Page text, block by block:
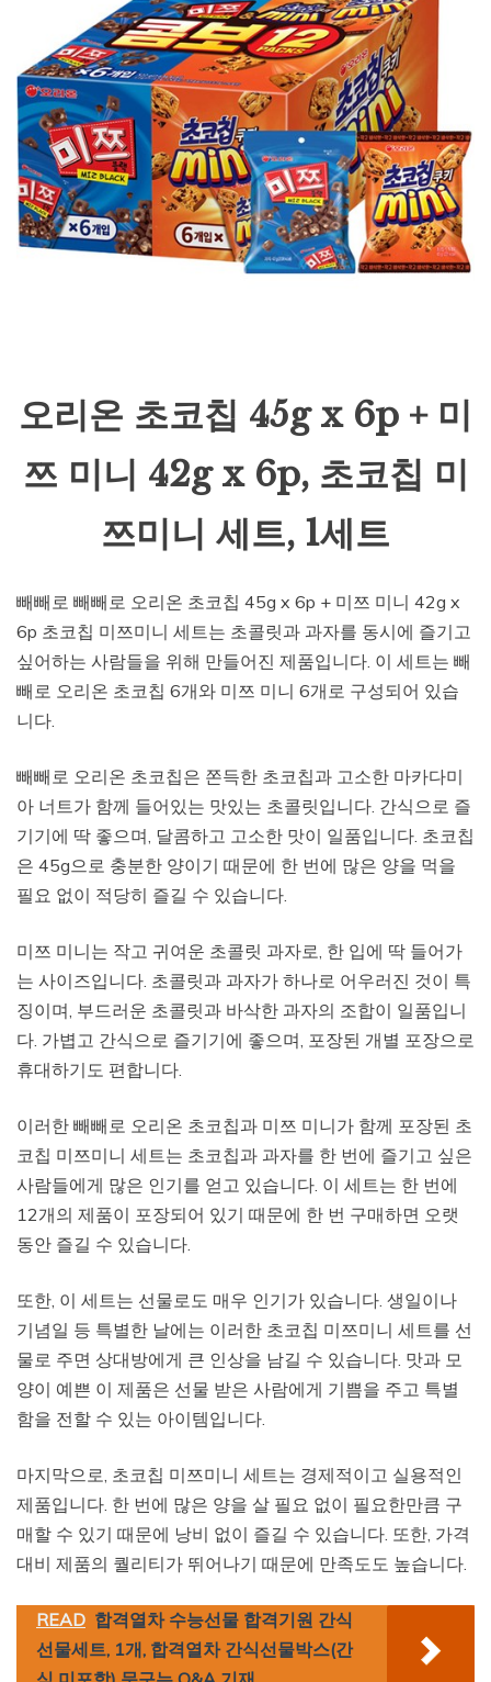
오리온 초코칩 45g x 6p + 미
쯔 미니 42g x 6p, 초코칩 미
쯔미니 세트, 1세트
빼빼로 빼빼로 오리온 초코칩 45g x 6p + 미쯔 미니 42g x
6p 초코칩 미쯔미니 세트는 초콜릿과 과자를 동시에 즐기고
싶어하는 사람들을 위해 만들어진 제품입니다. 이 세트는 빼
빼로 오리온 초코칩 6개와 미쯔 미니 6개로 구성되어 있습
니다.
빼빼로 오리온 초코칩은 쫀득한 초코칩과 고소한 마카다미
아 너트가 함께 들어있는 맛있는 초콜릿입니다. 간식으로 즐
기기에 딱 좋으며, 달콤하고 고소한 맛이 일품입니다. 초코칩
은 45g으로 충분한 양이기 때문에 한 번에 많은 양을 먹을
필요 없이 적당히 즐길 수 있습니다.
미쯔 미니는 작고 귀여운 초콜릿 과자로, 한 입에 딱 들어가
는 사이즈입니다. 초콜릿과 과자가 하나로 어우러진 것이 특
징이며, 부드러운 초콜릿과 바삭한 과자의 조합이 일품입니
다. 가볍고 간식으로 즐기기에 좋으며, 포장된 개별 포장으로
휴대하기도 편합니다.
이러한 빼빼로 오리온 초코칩과 미쯔 미니가 함께 포장된 초
코칩 미쯔미니 세트는 초코칩과 과자를 한 번에 즐기고 싶은
사람들에게 많은 인기를 얻고 있습니다. 이 세트는 한 번에
12개의 제품이 포장되어 있기 때문에 한 번 구매하면 오랫
동안 즐길 수 있습니다.
또한, 이 세트는 선물로도 매우 인기가 있습니다. 생일이나
기념일 등 특별한 날에는 이러한 초코칩 미쯔미니 세트를 선
물로 주면 상대방에게 큰 인상을 남길 수 있습니다. 맛과 모
양이 예쁜 이 제품은 선물 받은 사람에게 기쁨을 주고 특별
함을 전할 수 있는 아이템입니다.
마지막으로, 초코칩 미쯔미니 세트는 경제적이고 실용적인
제품입니다. 한 번에 많은 양을 살 필요 없이 필요한만큼 구
매할 수 있기 때문에 낭비 없이 즐길 수 있습니다. 또한, 가격
대비 제품의 퀄리티가 뛰어나기 때문에 만족도도 높습니다.
READ 합격열차 수능선물 합격기원 간식
선물세트, 1개, 합격열차 간식선물박스(간